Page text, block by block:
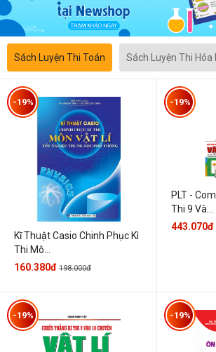
Sách Luyện Thi Toán Sách Luyện Thi Hóa
Kĩ Thuật Casio Chinh Phục Kì
Thi Mô...
-19%
160.380đ 198.000đ
PLT -
Thi 9 Và...
-19%
443.070đ
-19% -19%